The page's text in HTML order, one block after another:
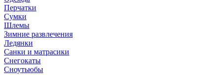
Перчатки
Сумки
Шлемы
Зимние развлечения
Ледянки
Санки и матрасики
Снегокаты
Сноутьюбы